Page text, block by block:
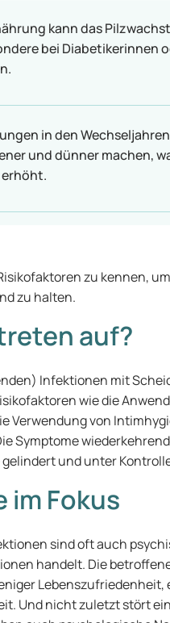
kann das
bei Diabetikerinnen
in den
und dünner machen,
zu kennen,
zu halten.
auf?
Infektionen mit
wie die
Verwendung von
Symptome
und unter
im Fokus
sind oft auch
handelt. Die
Lebenszufriedenheit,
Und nicht zuletzt stört